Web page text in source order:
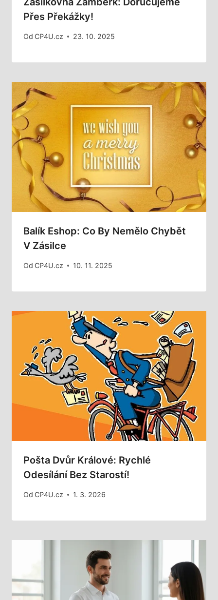
Přes Překážky!
Od CP4U.cz 23. 10. 2025
Balík Eshop: Co By Nemělo Chybět
V Zásilce
Od CP4U.cz 10. 11. 2025
Pošta Dvůr Králové: Rychlé
Odesílání Bez Starostí!
Od CP4U.cz 1. 3. 2026